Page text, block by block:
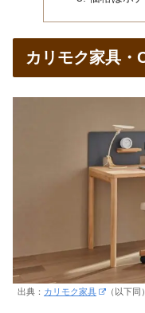
カリモク家具・
出典： カリモク家具 （以下同）